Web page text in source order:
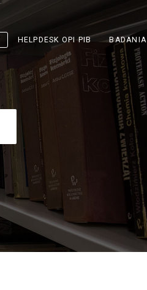
HELPDESK OPI PIBODNOŚNIK
OTWIERA
SIĘ
W
NOWEJ
KARCIE
BADANIA